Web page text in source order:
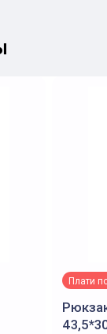
Плати